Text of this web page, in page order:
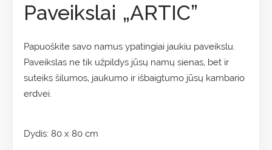
Paveikslai „ARTIC”
Papuoškite savo namus ypatingiai jaukiu paveikslu.
Paveikslas ne tik užpildys jūsų namų sienas, bet ir
suteiks šilumos, jaukumo ir išbaigtumo jūsų kambario
erdvei.
Dydis: 80 x 80 cm